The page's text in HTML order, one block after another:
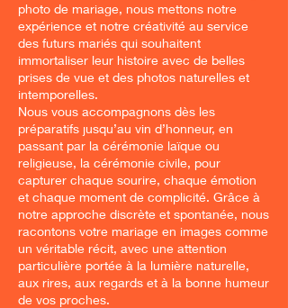
photo de mariage, nous mettons notre
expérience et notre créativité au service
des futurs mariés qui souhaitent
immortaliser leur histoire avec de belles
prises de vue et des photos naturelles et
intemporelles.
Nous vous accompagnons dès les
préparatifs jusqu’au vin d’honneur, en
passant par la cérémonie laïque ou
religieuse, la cérémonie civile, pour
capturer chaque sourire, chaque émotion
et chaque moment de complicité. Grâce à
notre approche discrète et spontanée, nous
racontons votre mariage en images comme
un véritable récit, avec une attention
particulière portée à la lumière naturelle,
aux rires, aux regards et à la bonne humeur
de vos proches.